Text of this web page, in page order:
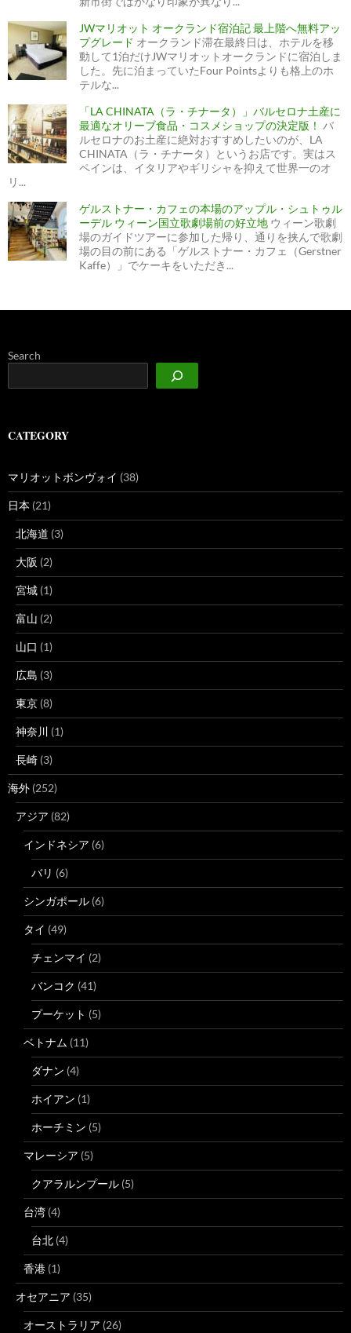
JWマリオット オークランド宿泊記 最上階へ無料アッ
プグレード オークランド滞在最終日は、ホテルを移
動して1泊だけJWマリオットオークランドに宿泊しま
した。先に泊まっていたFour Pointsよりも格上のホ
テルな...
「LA CHINATA（ラ・チナータ）」バルセロナ土産に
最適なオリーブ食品・コスメショップの決定版！ バ
ルセロナのお土産に絶対おすすめしたいのが、LA
CHINATA（ラ・チナータ）というお店です。実はス
ペインは、イタリアやギリシャを抑えて世界一のオ
リ...
ゲルストナー・カフェの本場のアップル・シュトゥル
ーデル ウィーン国立歌劇場前の好立地 ウィーン歌劇
場のガイドツアーに参加した帰り、通りを挟んで歌劇
場の目の前にある「ゲルストナー・カフェ（Gerstner
Kaffe）」でケーキをいただき...
Search
CATEGORY
マリオットボンヴォイ (38)
日本 (21)
北海道 (3)
大阪 (2)
宮城 (1)
富山 (2)
山口 (1)
広島 (3)
東京 (8)
神奈川 (1)
長崎 (3)
海外 (252)
アジア (82)
インドネシア (6)
バリ (6)
シンガポール (6)
タイ (49)
チェンマイ (2)
バンコク (41)
プーケット (5)
ベトナム (11)
ダナン (4)
ホイアン (1)
ホーチミン (5)
マレーシア (5)
クアラルンプール (5)
台湾 (4)
台北 (4)
香港 (1)
オセアニア (35)
オーストラリア (26)